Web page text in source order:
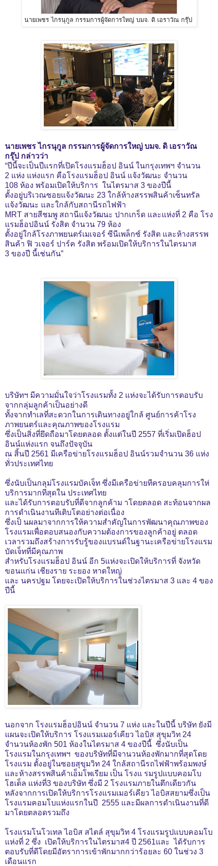
นายเพชร ไกรนุกูล กรรมการผู้จัดการใหญ่ บมจ. ดิ เอราวัณ กรุ๊ป
นายเพชร ไกรนุกูล กรรมการผู้จัดการใหญ่ บมจ. ดิ เอราวัณ
กรุ๊ป กล่าวว่า
“ปีนี้จะเป็นปีแรกที่เปิดโรงแรมฮ็อป อินน์ ในกรุงเทพฯ จำนวน
2 แห่ง แห่งแรก คือโรงแรมฮ็อป อินน์ แจ้งวัฒนะ จำนวน
108 ห้อง พร้อมเปิดให้บริการ ในไตรมาส 3 ของปีนี้
ตั้งอยู่บริเวณซอยแจ้งวัฒนะ 23 ใกล้ห้างสรรพสินค้าเซ็นทรัล
แจ้งวัฒนะ และใกล้กับสถานีรถไฟฟ้า
MRT สายสีชมพู สถานีแจ้งวัฒนะ ปากเกร็ด และแห่งที่ 2 คือ โรง
แรมฮ็อปอินน์ รังสิต จำนวน 79 ห้อง
ตั้งอยู่ใกล้โรงภาพยนตร์เมเจอร์ ซีนีเพล็กซ์ รังสิต และห้างสรรพ
สินค้า ฟิ วเจอร์ ปาร์ค รังสิต พร้อมเปิดให้บริการในไตรมาส
3 ของปี นี้เช่นกัน”
บริษัทฯ มีความมั่นใจว่าโรงแรมทั้ง 2 แห่งจะได้รับการตอบรับ
จากกลุ่มลูกค้าเป็นอย่างดี
ทั้งจากทำเลที่สะดวกในการเดินทางอยู่ใกล้ ศูนย์การค้าโรง
ภาพยนตร์และคุณภาพของโรงแรม
ซึ่งเป็นสิ่งที่ยึดถือมาโดยตลอด ตั้งแต่ในปี 2557 ที่เริ่มเปิดฮ็อป
อินน์แห่งแรก จนถึงปัจจุบัน
ณ สิ้นปี 2561 มีเครือข่ายโรงแรมฮ็อป อินน์รวมจำนวน 36 แห่ง
ทั่วประเทศไทย
ซึ่งนับเป็นกลุม่โรงแรมบัคเจ็ท ซึ่งมีเครือข่ายทีครอบคลุมการให่
บริการมากทีสุดใน ประเทศไทย
และได้รับการตอบรับที่ดีจากลูกค้าม าโดยตลอด สะท้อนจากผล
การดำเนินงานทีเติบโตอย่างต่อเนื่อง
ซึ่งเป็ นผลมาจากการให้ความสำคัญในการพัฒนาคุณภาพของ
โรงแรมเพื่อตอบสนองกับความต้องการของลูกค้าอยู่ ตลอด
เวลารวมถึงสร้างการรับรู้ของแบรนด์ในฐานะเครือข่ายโรงแรม
บัดเจ็ทที่มีคุณภาพ
สำหรับโรงแรมฮ็อป อินน์ อีก 5แห่งจะเปิดให้บริการที่ จังหวัด
ขอนแก่น เชียงราย ระยอง หาดใหญ่
และ นครปฐม โดยจะเปิดให้บริการในช่วงไตรมาส 3 และ 4 ของ
ปีนี้
นอกจาก โรงแรมฮ็อปอินน์ จำนวน 7 แห่ง และในปีนี้ บริษัท ยังมี
แผนจะเปิดให้บริการ โรงแรมเมอร์เคียว ไอบิส สุขุมวิท 24
จำนวนห้องพัก 501 ห้องในไตรมาส 4 ของปีนี้ ซึ่งนับเป็น
โรงแรมในกรุงเทพฯ ของบริษัทที่มีจานวนห้องพักมากที่สุดโดย
โรงแรม ตั้งอยู่ในซอยสุขุมวิท 24 ใกล้สถานีรถไฟฟ้าพร้อมพงษ์
และห้างสรรพสินค้าเอ็มโพเรียม เป็น โรงแ รมรูปแบบคอมโบ
โฮเต็ล แห่งที่3 ของบริษัท ซึ่งมี 2 โรงแรมภายในตึกเดียวกัน
หลังจากการเปิดให้บริการโรงแรมเมอร์เคียว ไอบิสสยามซึ่งเป็น
โรงแรมคอมโบแห่งแรกในปี 2555 และมีผลการดำเนินงานที่ดี
มาโดยตลอดรวมถึง
โรงแรมโนโวเทล ไอบิส สไตล์ สุขุมวิท 4 โรงแรมรูปแบบคอมโบ
แห่งที่ 2 ซึ่ง เปิดให้บริการในไตรมาส4 ปี 2561และ ได้รับการ
ตอบรับที่ดีโดยมีอัตราการเข้าพักมากกว่าร้อยละ 60 ในช่วง 3
เดือนแรก